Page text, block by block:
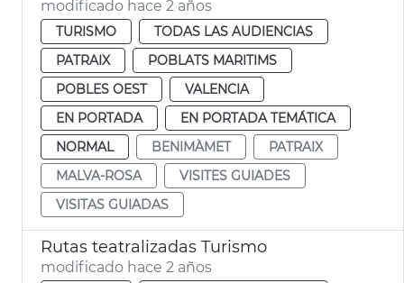
modificado hace 2 años
TURISMO
TODAS LAS AUDIENCIAS
PATRAIX
POBLATS MARITIMS
POBLES OEST
VALENCIA
EN PORTADA
EN PORTADA TEMÁTICA
NORMAL
BENIMÀMET
PATRAIX
MALVA-ROSA
VISITES GUIADES
VISITAS GUIADAS
Rutas teatralizadas Turismo
modificado hace 2 años